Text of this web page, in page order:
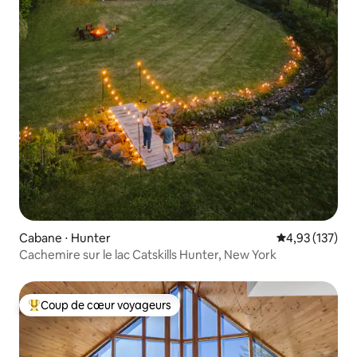
Cabane ⋅ Hunter Évaluation
4,93 (137)
Cachemire sur le lac Catskills Hunter, New York
Coups de cœur voyageurs les plus appréciés
Coup de cœur voyageurs